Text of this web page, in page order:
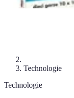
Technologie
Technologie